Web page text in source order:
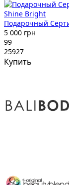
Shine Bright
Подарочный
5 000 грн
99
25927
Купить